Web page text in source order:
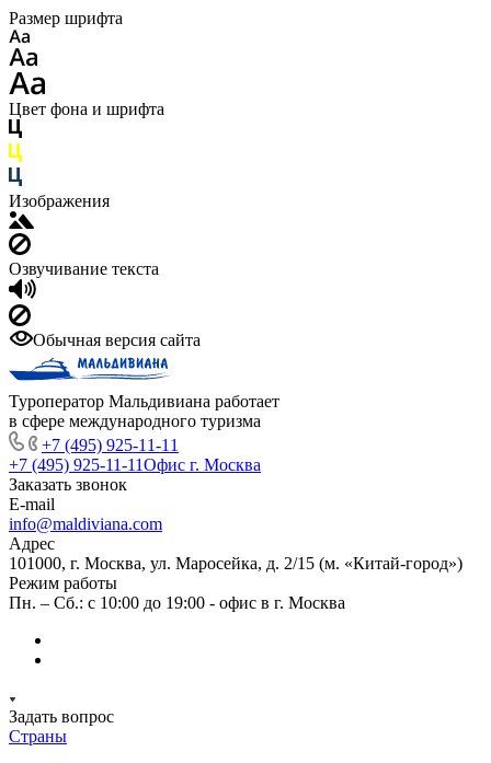
Размер шрифта
Цвет фона и шрифта
Изображения
Озвучивание текста
Обычная версия сайта
Туроператор Мальдивиана работает
в сфере международного туризма
+7 (495) 925-11-11
+7 (495) 925-11-11Офис г. Москва
Заказать звонок
E-mail
info@maldiviana.com
Адрес
101000, г. Москва, ул. Маросейка, д. 2/15 (м. «Китай-город»)
Режим работы
Пн. – Сб.: с 10:00 до 19:00 - офис в г. Москва
Задать вопрос
Страны